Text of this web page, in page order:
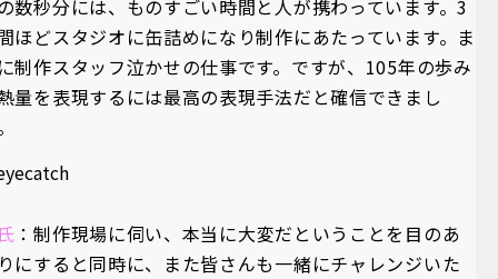
数秒分には、ものすごい時間と人が携わっています。3
ほどスタジオに缶詰めになり制作にあたっています。ま
制作スタッフ泣かせの仕事です。ですが、105年の歩み
量を表現するには最高の表現手法だと確信できまし
：制作現場に伺い、本当に大変だということを目のあ
にすると同時に、また皆さんも一緒にチャレンジいた